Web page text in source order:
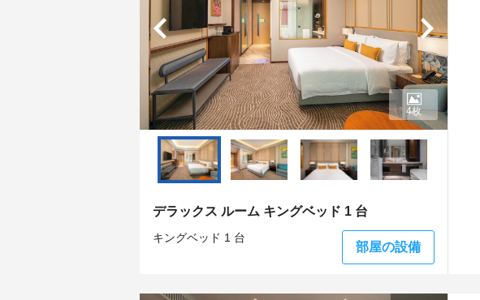
デラックス ルーム キングベッド 1 台
キングベッド 1 台
部屋の設備
4枚